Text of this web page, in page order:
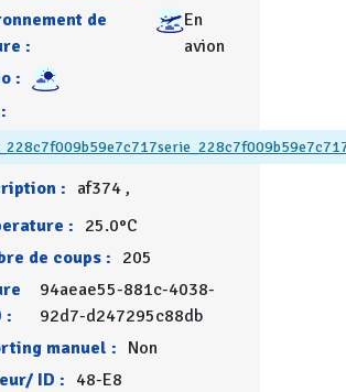
de
:
En
avion
:
:
af374 ,
:
25.0°C
de coups : 205
:
94aeae55-881c-4038-
92d7-d247295c88db
manuel :
Non
ID : 48-E8